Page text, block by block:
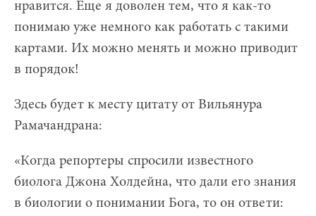
нравится. Еще я доволен тем, что я как-то
понимаю уже немного как работать с такими
картами. Их можно менять и можно приводит
в порядок!
Здесь будет к месту цитату от Вильянура
Рамачандрана:
«Когда репортеры спросили известного
биолога Джона Холдейна, что дали его знания
в биологии о понимании Бога, то он ответи: